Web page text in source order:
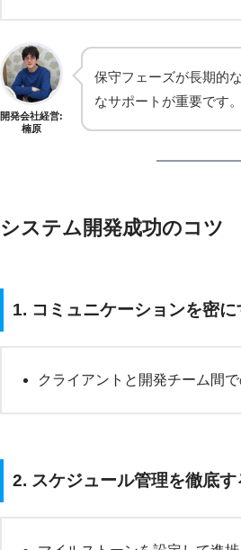
開発会社経営:
楠原
保守フェーズが長期的
なサポートが重要です。
システム開発成功のコツ
1. コミュニケーションを密に
クライアントと開発チーム間
2. スケジュール管理を徹底す